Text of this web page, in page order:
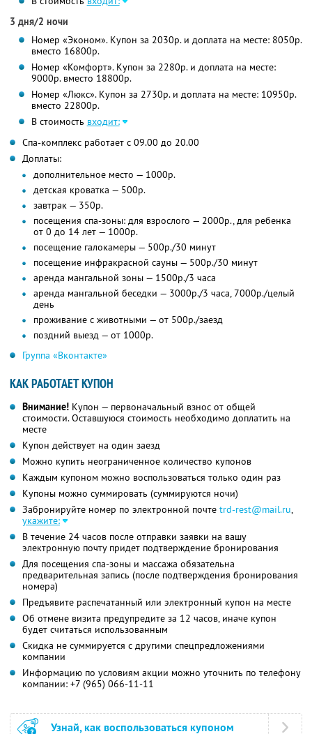
3 дня/2 ночи
Номер «Эконом». Купон за 2030р. и доплата на месте: 8050р.
вместо 16800р.
Номер «Комфорт». Купон за 2280р. и доплата на месте:
9000р. вместо 18800р.
Номер «Люкс». Купон за 2730р. и доплата на месте: 10950р.
вместо 22800р.
В стоимость входит:
Спа-комплекс работает с 09.00 до 20.00
Доплаты:
дополнительное место — 1000р.
детская кроватка — 500р.
завтрак — 350р.
посещения спа-зоны: для взрослого — 2000р., для ребенка
от 0 до 14 лет — 1000р.
посещение галокамеры — 500р./30 минут
посещение инфракрасной сауны — 500р./30 минут
аренда мангальной зоны — 1500р./3 часа
аренда мангальной беседки — 3000р./3 часа, 7000р./целый
день
проживание с животными — от 500р./заезд
поздний выезд — от 1000р.
Группа «Вконтакте»
КАК РАБОТАЕТ КУПОН
Внимание! Купон — первоначальный взнос от общей
стоимости. Оставшуюся стоимость необходимо доплатить на
месте
Купон действует на один заезд
Можно купить неограниченное количество купонов
Каждым купоном можно воспользоваться только один раз
Купоны можно суммировать (суммируются ночи)
Забронируйте номер по электронной почте trd-rest@mail.ru,
укажите:
В течение 24 часов после отправки заявки на вашу
электронную почту придет подтверждение бронирования
Для посещения спа-зоны и массажа обязательна
предварительная запись (после подтверждения бронирования
номера)
Предъявите распечатанный или электронный купон на месте
Об отмене визита предупредите за 12 часов, иначе купон
будет считаться использованным
Скидка не суммируется с другими спецпредложениями
компании
Информацию по условиям акции можно уточнить по телефону
компании: +7 (965) 066-11-11
Узнай, как воспользоваться купоном